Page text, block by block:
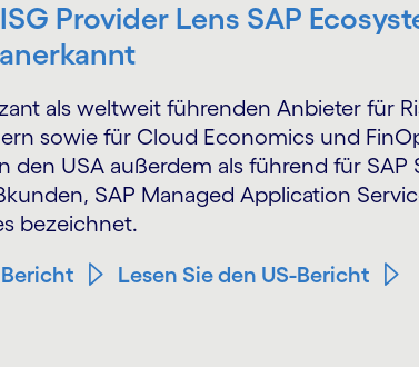
Provider Lens SAP
als weltweit führenden Anbieter für
sowie für Cloud Economics und
den USA außerdem als führend für SAP
SAP Managed Application
bezeichnet.
Lesen Sie den US-Bericht